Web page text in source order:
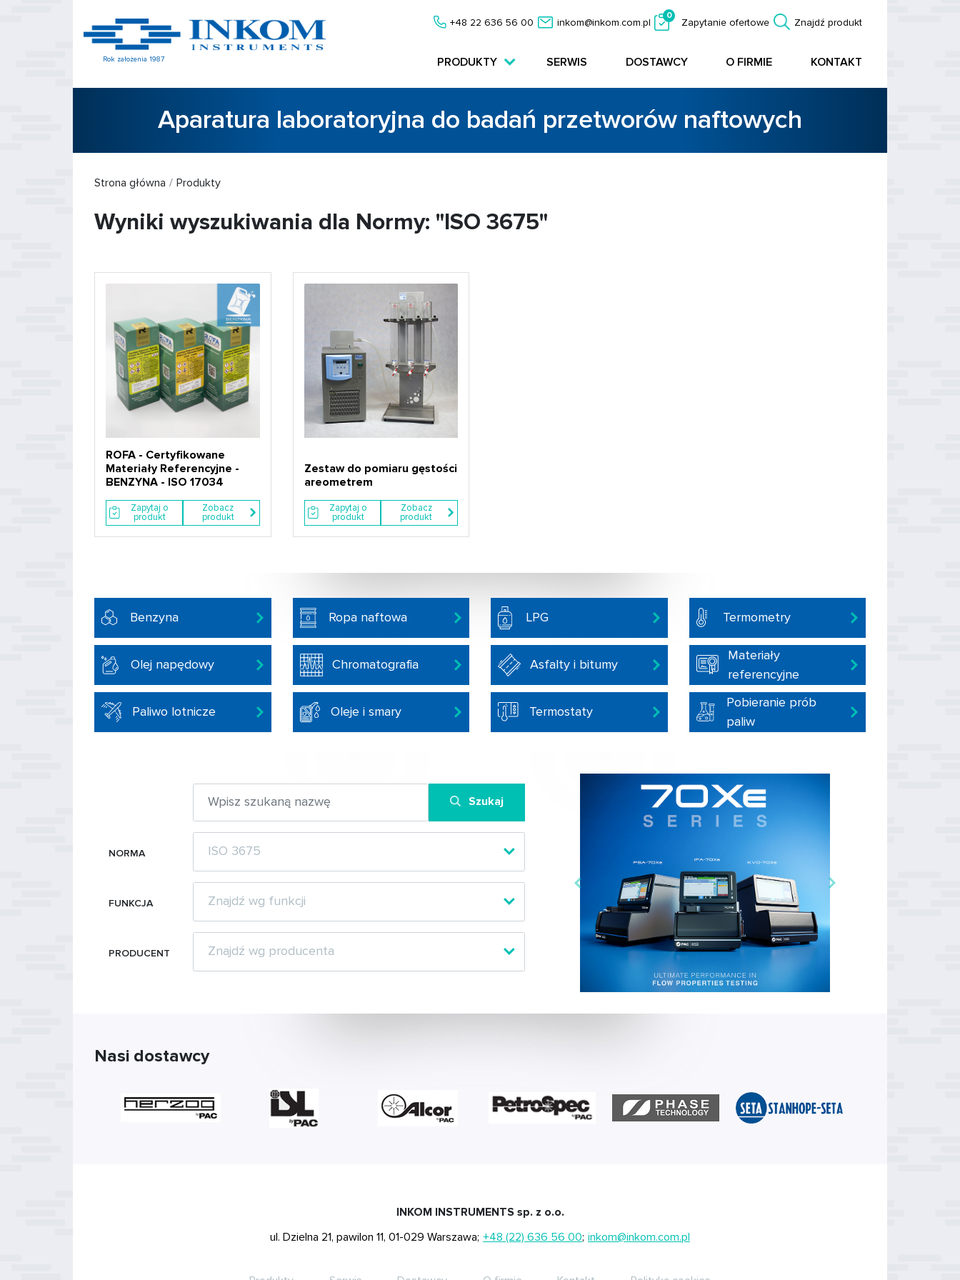
Rok założenia 1987
+48 22 636 56 00 inkom@inkom.com.pl Zapytanie ofertowe
0
Znajdź produkt
PRODUKTY SERWIS DOSTAWCY O FIRMIE KONTAKT
Aparatura laboratoryjna do badań przetworów naftowych
Strona główna Produkty
Wyniki wyszukiwania dla Normy: "ISO 3675"
ROFA - Certyfikowane
Materiały Referencyjne -
BENZYNA - ISO 17034
Zapytaj o
produkt
Zobacz
produkt
Zestaw do pomiaru gęstości
areometrem
Zapytaj o
produkt
Zobacz
produkt
Benzyna Ropa naftowa LPG Termometry
Olej napędowy Chromatografia Asfalty i bitumy
Materiały
referencyjne
Paliwo lotnicze Oleje i smary Termostaty
Pobieranie prób
paliw
Szukaj
NORMA
FUNKCJA
PRODUCENT
Nasi dostawcy
INKOM INSTRUMENTS sp. z o.o.
ul. Dzielna 21, pawilon 11, 01-029 Warszawa; +48 (22) 636 56 00; inkom@inkom.com.pl